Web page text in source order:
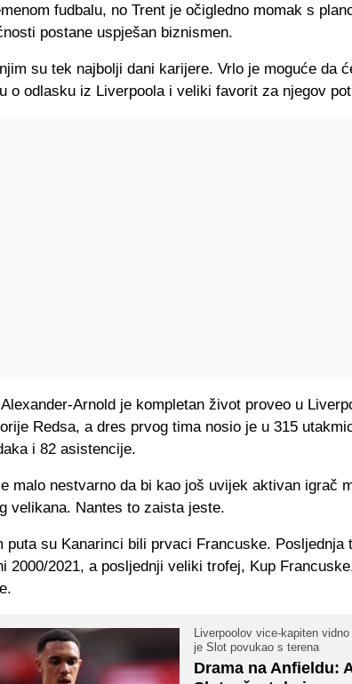
fudbalu, no Trent je očigledno momak s
postane uspješan biznismen.
su tek najbolji dani karijere. Vrlo je moguće da
o odlasku iz Liverpoola i veliki favorit za njegov
Arnold je kompletan život proveo u
Redsa, a dres prvog tima nosio je u 315
i 82 asistencije.
malo nestvarno da bi kao još uvijek aktivan igrač
velikana. Nantes to zaista jeste.
puta su Kanarinci bili prvaci Francuske. Posljednja
2000/2021, a posljednji veliki trofej, Kup
Liverpoolov vice-kapiten
je Slot povukao s terena
Drama na Anfieldu: